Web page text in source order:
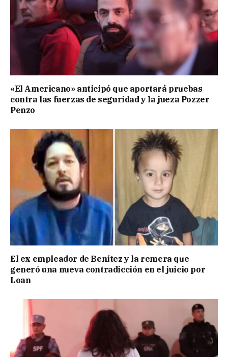
«El Americano» anticipó que aportará pruebas
contra las fuerzas de seguridad y la jueza Pozzer
Penzo
El ex empleador de Benítez y la remera que
generó una nueva contradicción en el juicio por
Loan